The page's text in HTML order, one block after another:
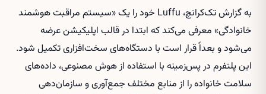
به گزارش تک‌کرانچ، Luffu خود را یک «سیستم مراقبت هوشمند
خانوادگی» معرفی می‌کند که ابتدا در قالب اپلیکیشن عرضه
می‌شود و بعداً قرار است با دستگاه‌های سخت‌افزاری تکمیل شود.
این پلتفرم در پس‌زمینه با استفاده از هوش مصنوعی، داده‌های
سلامت خانواده را از منابع مختلف جمع‌آوری و سازمان‌دهی